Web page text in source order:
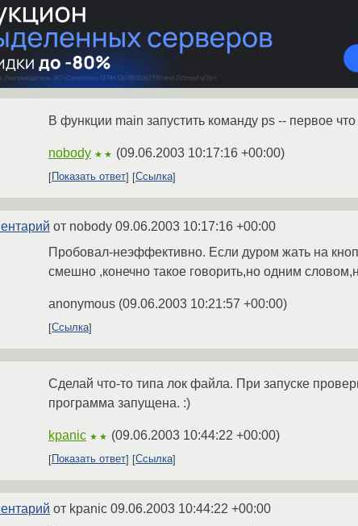
В функции main запустить команду ps -- первое что
nobody ★★ (09.06.2003 10:17:16 +00:00)
Показать ответ Ссылка
от nobody 09.06.2003 10:17:16 +00:00
Пробовал-неэффективно. Если дуром жать на
смешно ,конечно такое говорить,но одним
anonymous (09.06.2003 10:21:57 +00:00)
Ссылка
Сделай что-то типа лок файла. При запуске
программа запущена. :)
kpanic ★★ (09.06.2003 10:44:22 +00:00)
Показать ответ Ссылка
от kpanic 09.06.2003 10:44:22 +00:00